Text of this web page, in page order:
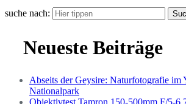
suche nach:
Neueste Beiträge
Abseits der Geysire: Naturfotografie im
Nationalpark